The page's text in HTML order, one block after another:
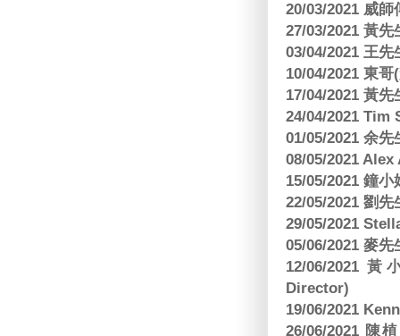
20/03/2021 威
27/03/2021 黃
03/04/2021 王
10/04/2021 東
17/04/2021 黃
24/04/2021 Tim
01/05/2021 余
08/05/2021
15/05/2021 鐘
22/05/2021 劉
29/05/2021
05/06/2021 麥
12/06/2021
Director)
19/06/2021
26/06/2021 陳